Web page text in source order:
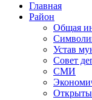
Главная
Район
Общая
Устав
Совет
СМИ